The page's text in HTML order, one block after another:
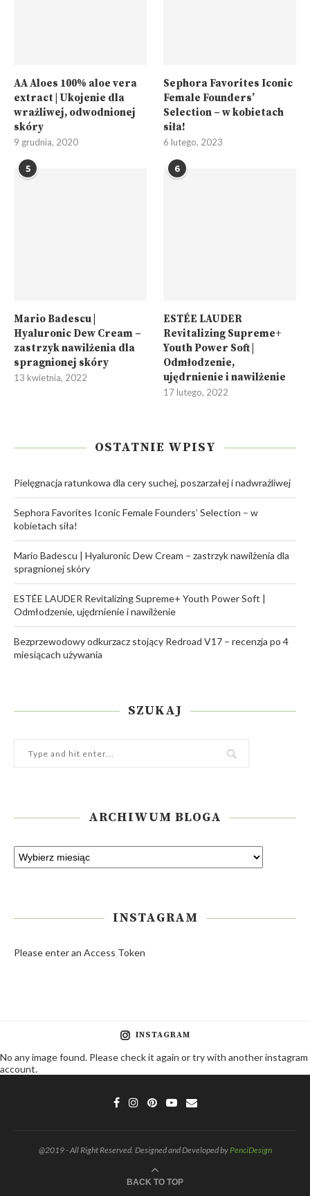
AA Aloes 100% aloe vera
extract | Ukojenie dla
wrażliwej, odwodnionej
skóry
9 grudnia, 2020
Sephora Favorites Iconic
Female Founders’
Selection – w kobietach
siła!
6 lutego, 2023
5
Mario Badescu |
Hyaluronic Dew Cream –
zastrzyk nawilżenia dla
spragnionej skóry
13 kwietnia, 2022
6
ESTÉE LAUDER
Revitalizing Supreme+
Youth Power Soft |
Odmłodzenie,
ujędrnienie i nawilżenie
17 lutego, 2022
OSTATNIE WPISY
Pielęgnacja ratunkowa dla cery suchej, poszarzałej i nadwrażliwej
Sephora Favorites Iconic Female Founders’ Selection – w
kobietach siła!
Mario Badescu | Hyaluronic Dew Cream – zastrzyk nawilżenia dla
spragnionej skóry
ESTÉE LAUDER Revitalizing Supreme+ Youth Power Soft |
Odmłodzenie, ujędrnienie i nawilżenie
Bezprzewodowy odkurzacz stojący Redroad V17 – recenzja po 4
miesiącach używania
SZUKAJ
ARCHIWUM BLOGA
INSTAGRAM
Please enter an Access Token
INSTAGRAM
No any image found. Please check it again or try with another instagram
account.
@2019 - All Right Reserved. Designed and Developed byPenciDesign
BACK TO TOP